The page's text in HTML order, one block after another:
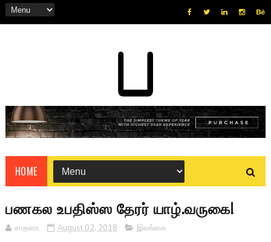
HOME
பணகல உபதிஸ்ஸ தேரர் யாழ்.வருகை!
சாதனா August 02, 2018 இலங்கை